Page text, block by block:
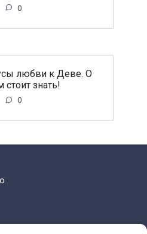
0
любви к Деве. О
стоит знать!
0